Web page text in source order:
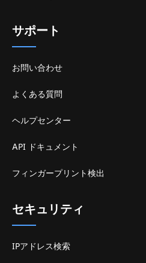
サポート
お問い合わせ
よくある質問
ヘルプセンター
API ドキュメント
フィンガープリント検出
セキュリティ
IPアドレス検索